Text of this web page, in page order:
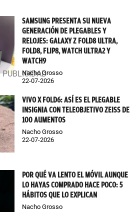
SAMSUNG PRESENTA SU NUEVA
GENERACIÓN DE PLEGABLES Y
RELOJES: GALAXY Z FOLD8 ULTRA,
FOLD8, FLIP8, WATCH ULTRA2 Y
WATCH9
Nacho Grosso
22-07-2026
VIVO X FOLD6: ASÍ ES EL PLEGABLE
INSIGNIA CON TELEOBJETIVO ZEISS DE
100 AUMENTOS
Nacho Grosso
22-07-2026
POR QUÉ VA LENTO EL MÓVIL AUNQUE
LO HAYAS COMPRADO HACE POCO: 5
HÁBITOS QUE LO EXPLICAN
Nacho Grosso